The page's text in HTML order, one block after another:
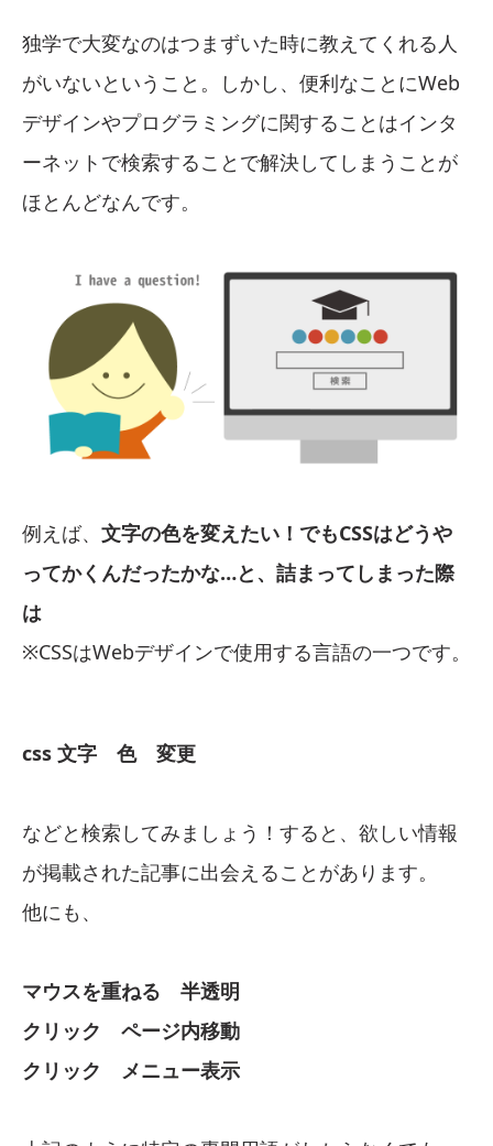
独学で大変なのはつまずいた時に教えてくれる人
がいないということ。しかし、便利なことにWeb
デザインやプログラミングに関することはインタ
ーネットで検索することで解決してしまうことが
ほとんどなんです。
例えば、 文字の色を変えたい！でもCSSはどうや
ってかくんだったかな…と、詰まってしまった際
は
※CSSはWebデザインで使用する言語の一つです。
css 文字 色 変更
などと検索してみましょう！すると、欲しい情報
が掲載された記事に出会えることがあります。
他にも、
マウスを重ねる 半透明
クリック ページ内移動
クリック メニュー表示